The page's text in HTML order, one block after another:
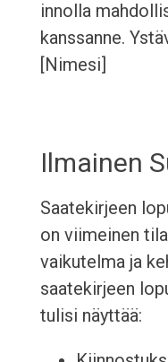
innolla
kanssanne.
[Nimesi]
Ilmainen
Saatekirjeen
on viimeinen
vaikutelma ja
saatekirjeen
tulisi näyttää: